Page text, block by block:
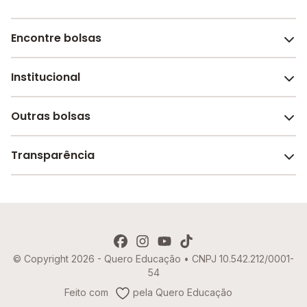
Encontre bolsas
Melhores escolas de São Paulo
Escolas por cidade e bairro
Institucional
Sobre o Melhor Escola
Revista Melhor Escola
Outras bolsas
Faculdades e universidades
Transparência
Política de Cookies
© Copyright 2026 - Quero Educação • CNPJ 10.542.212/0001-
54
Feito com
pela Quero Educação